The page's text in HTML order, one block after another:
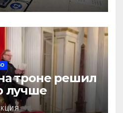
троне решил
лучше